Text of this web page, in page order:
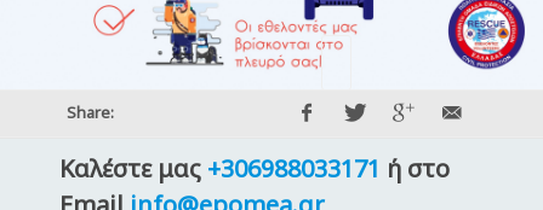
Share:
Καλέστε μας +306988033171 ή στο